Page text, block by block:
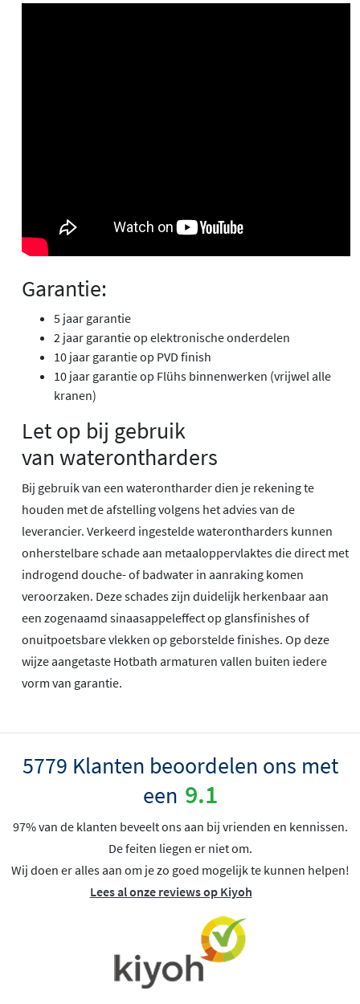
Garantie:
5 jaar garantie
2 jaar garantie op elektronische onderdelen
10 jaar garantie op PVD finish
10 jaar garantie op Flühs binnenwerken (vrijwel alle
kranen)
Let op bij gebruik
van waterontharders
Bij gebruik van een waterontharder dien je rekening te
houden met de afstelling volgens het advies van de
leverancier. Verkeerd ingestelde waterontharders kunnen
onherstelbare schade aan metaaloppervlaktes die direct met
indrogend douche- of badwater in aanraking komen
veroorzaken. Deze schades zijn duidelijk herkenbaar aan
een zogenaamd sinaasappeleffect op glansfinishes of
onuitpoetsbare vlekken op geborstelde finishes. Op deze
wijze aangetaste Hotbath armaturen vallen buiten iedere
vorm van garantie.
5779 Klanten beoordelen ons met
een 9.1
97% van de klanten beveelt ons aan bij vrienden en kennissen.
De feiten liegen er niet om.
Wij doen er alles aan om je zo goed mogelijk te kunnen helpen!
Lees al onze reviews op Kiyoh